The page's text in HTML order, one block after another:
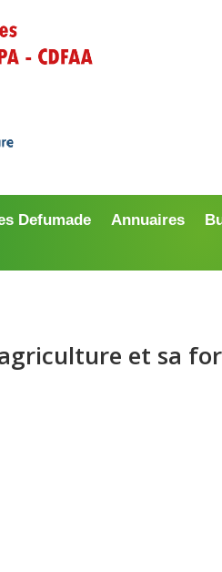
Defumade Annuaires
et sa